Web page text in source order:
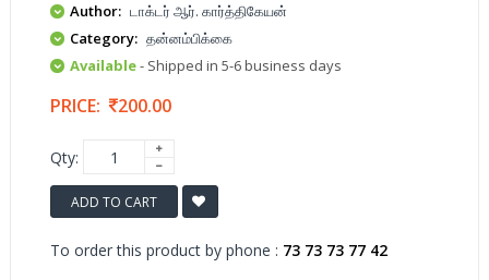
Author: டாக்டர் ஆர். கார்த்திகேயன்
Category: தன்னம்பிக்கை
Available- Shipped in 5-6 business days
PRICE: 200.00
Qty:
ADD TO CART
To order this product by phone : 73 73 73 77 42